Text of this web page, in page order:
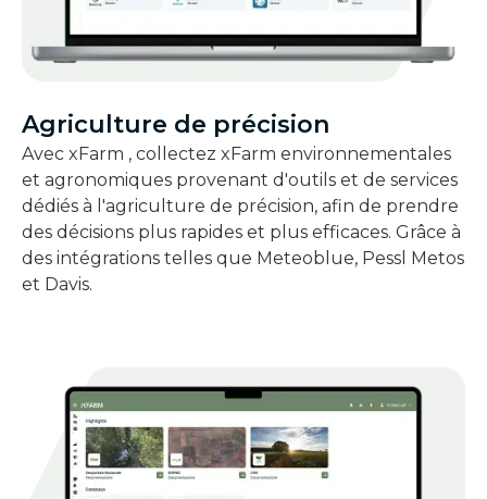
Agriculture de précision
Avec xFarm , collectez xFarm environnementales
et agronomiques provenant d'outils et de services
dédiés à l'agriculture de précision, afin de prendre
des décisions plus rapides et plus efficaces. Grâce à
des intégrations telles que Meteoblue, Pessl Metos
et Davis.